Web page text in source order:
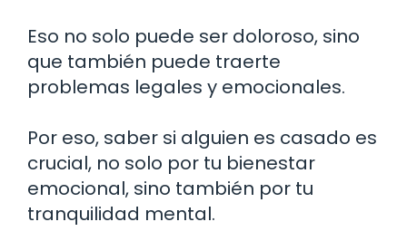
Eso no solo puede ser doloroso, sino
que también puede traerte
problemas legales y emocionales.
Por eso, saber si alguien es casado es
crucial, no solo por tu bienestar
emocional, sino también por tu
tranquilidad mental.